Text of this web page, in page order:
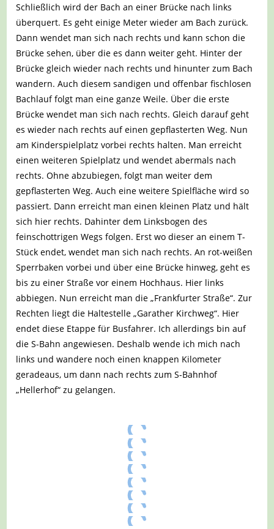
Schließlich wird der Bach an einer Brücke nach links
überquert. Es geht einige Meter wieder am Bach zurück.
Dann wendet man sich nach rechts und kann schon die
Brücke sehen, über die es dann weiter geht. Hinter der
Brücke gleich wieder nach rechts und hinunter zum Bach
wandern. Auch diesem sandigen und offenbar fischlosen
Bachlauf folgt man eine ganze Weile. Über die erste
Brücke wendet man sich nach rechts. Gleich darauf geht
es wieder nach rechts auf einen gepflasterten Weg. Nun
am Kinderspielplatz vorbei rechts halten. Man erreicht
einen weiteren Spielplatz und wendet abermals nach
rechts. Ohne abzubiegen, folgt man weiter dem
gepflasterten Weg. Auch eine weitere Spielfläche wird so
passiert. Dann erreicht man einen kleinen Platz und hält
sich hier rechts. Dahinter dem Linksbogen des
feinschottrigen Wegs folgen. Erst wo dieser an einem T-
Stück endet, wendet man sich nach rechts. An rot-weißen
Sperrbaken vorbei und über eine Brücke hinweg, geht es
bis zu einer Straße vor einem Hochhaus. Hier links
abbiegen. Nun erreicht man die „Frankfurter Straße“. Zur
Rechten liegt die Haltestelle „Garather Kirchweg“. Hier
endet diese Etappe für Busfahrer. Ich allerdings bin auf
die S-Bahn angewiesen. Deshalb wende ich mich nach
links und wandere noch einen knappen Kilometer
geradeaus, um dann nach rechts zum S-Bahnhof
„Hellerhof“ zu gelangen.